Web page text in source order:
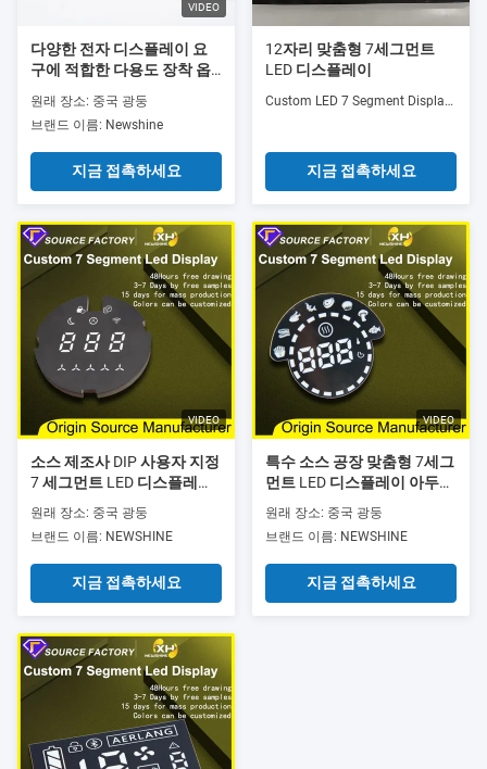
VIDEO
다양한 전자 디스플레이 요
구에 적합한 다용도 장착 옵
춤형 LED 7 세그먼트 디스플
레이
원래 장소: 중국 광둥
브랜드 이름: Newshine
지금 접촉하세요
12자리 맞춤형 7세그먼트
LED 디스플레이
Custom LED 7 Segment Display developed to meet...
지금 접촉하세요
VIDEO
소스 제조사 DIP 사용자 지정
7 세그먼트 LED 디스플레이
자 지정 7 세그먼트 디스플레
이 전체 색상 사용자 지정 7
세그먼트 LED FND 디스플레
이 공기 정화기
원래 장소: 중국 광둥
브랜드 이름: NEWSHINE
지금 접촉하세요
VIDEO
특수 소스 공장 맞춤형 7세그
먼트 LED 디스플레이 아두이
7세그먼트 디스플레이 풀컬
러 맞춤형 7세그먼트 FND
LED 오븐 및 에어프라이어용
원래 장소: 중국 광둥
브랜드 이름: NEWSHINE
지금 접촉하세요